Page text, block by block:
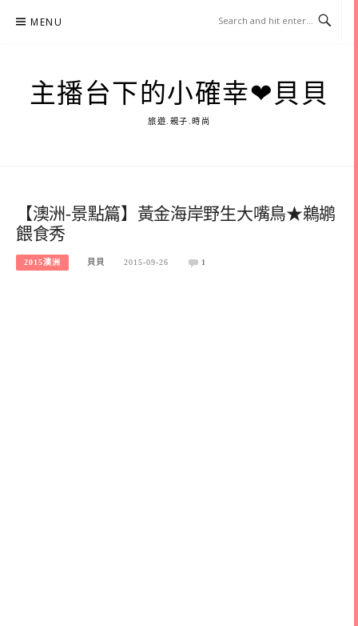
MENU
主播台下的小確幸❤貝貝
旅遊.親子.時尚
【澳洲-景點篇】黃金海岸野生大嘴鳥★鵜鹕
餵食秀
2015澳洲 貝貝 2015-09-26 1